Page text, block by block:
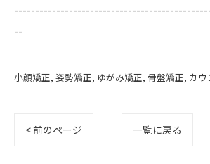
--
小顔矯正 姿勢矯正 ゆがみ矯正 骨盤矯正 カウ
< 前のページ 一覧に戻る